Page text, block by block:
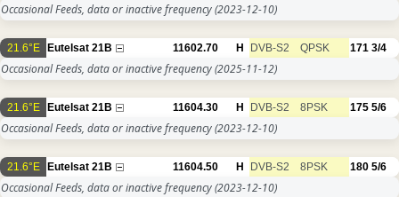
Occasional Feeds, data or inactive frequency(2023-12-10)
21.6°E Eutelsat 21B 11602.70 H DVB-S2 QPSK 171 3/4
Occasional Feeds, data or inactive frequency(2025-11-12)
21.6°E Eutelsat 21B 11604.30 H DVB-S2 8PSK 175 5/6
Occasional Feeds, data or inactive frequency(2023-12-10)
21.6°E Eutelsat 21B 11604.50 H DVB-S2 8PSK 180 5/6
Occasional Feeds, data or inactive frequency(2023-12-10)